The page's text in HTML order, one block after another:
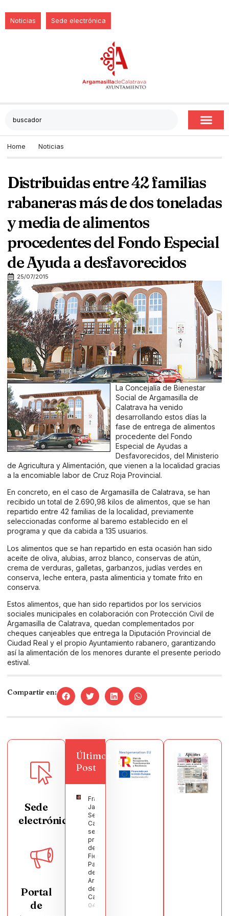
Noticias Sede electrónica
Home Noticias
Distribuidas entre 42 familias
rabaneras más de dos toneladas
y media de alimentos
procedentes del Fondo Especial
de Ayuda a desfavorecidos
25/07/2015
La Concejalía de Bienestar
Social de Argamasilla de
Calatrava ha venido
desarrollando estos días la
fase de entrega de alimentos
procedente del Fondo
Especial de Ayudas a
Desfavorecidos, del Ministerio
de Agricultura y Alimentación, que vienen a la localidad gracias
a la encomiable labor de Cruz Roja Provincial.
En concreto, en el caso de Argamasilla de Calatrava, se han
recibido un total de 2.690,98 kilos de alimentos, que se han
repartido entre 42 familias de la localidad, previamente
seleccionadas conforme al baremo establecido en el
programa y que da cabida a 135 usuarios.
Los alimentos que se han repartido en esta ocasión han sido
aceite de oliva, alubias, arroz blanco, conservas de atún,
crema de verduras, galletas, garbanzos, judías verdes en
conserva, leche entera, pasta alimenticia y tomate frito en
conserva.
Estos alimentos, que han sido repartidos por los servicios
sociales municipales en colaboración con Protección Civil de
Argamasilla de Calatrava, quedan complementados por
cheques canjeables que entrega la Diputación Provincial de
Ciudad Real y el propio Ayuntamiento rabanero, garantizando
así la alimentación de los menores durante el presente periodo
estival.
Compartir en:
Sede
electrónica
Portal
de
Últimos
Post
Francisco
Javier
Segura
Castellanos
será el
pregonero
de las
Fiestas
Patronales
de
Argamasilla
de
Calatrava
04/08/2026